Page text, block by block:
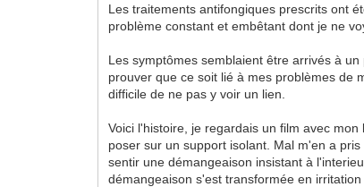
Les traitements antifongiques prescrits ont
problème constant et embêtant dont je ne
Les symptômes semblaient être arrivés à
prouver que ce soit lié à mes problèmes de
difficile de ne pas y voir un lien.
Voici l'histoire, je regardais un film avec
poser sur un support isolant. Mal m'en a
sentir une démangeaison insistant à
démangeaison s'est transformée en